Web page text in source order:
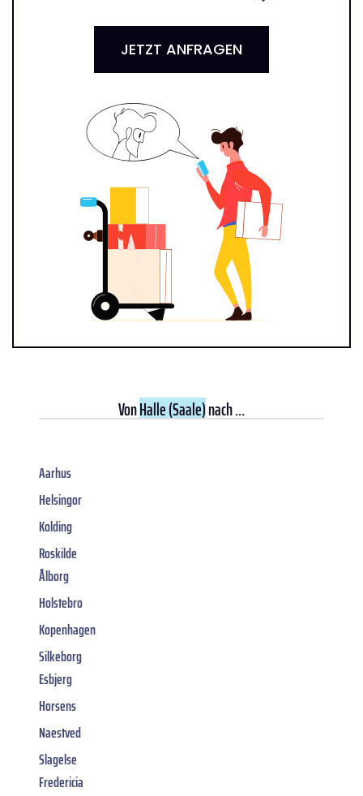
JETZT ANFRAGEN
VonHalle (Saale)nach ...
Aarhus
Helsingor
Kolding
Roskilde
Ålborg
Holstebro
Kopenhagen
Silkeborg
Esbjerg
Horsens
Naestved
Slagelse
Fredericia